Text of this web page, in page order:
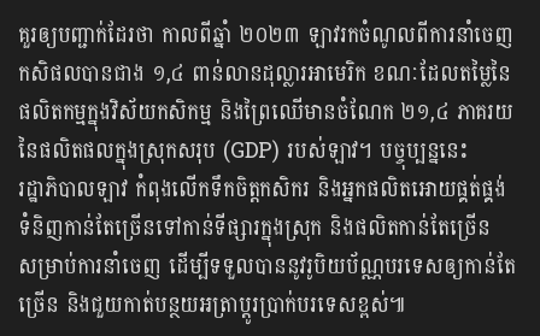
គួរឲ្យបញ្ជាក់ដែរថា កាលពីឆ្នាំ ២០២៣ ឡាវរកចំណូលពីការនាំចេញ
កសិផលបានជាង ១,៤ ពាន់លានដុល្លារអាមេរិក ខណៈដែលតម្លៃនៃ
ផលិតកម្មក្នុងវិស័យកសិកម្ម និងព្រៃឈើមានចំណែក ២១,៤ ភាគរយ
នៃផលិតផលក្នុងស្រុកសរុប (GDP) របស់ឡាវ។ បច្ចុប្បន្ននេះ
រដ្ឋាភិបាលឡាវ កំពុងលើកទឹកចិត្តកសិករ និងអ្នកផលិតអោយផ្គត់ផ្គង់
ទំនិញកាន់តែច្រើនទៅកាន់ទីផ្សារក្នុងស្រុក និងផលិតកាន់តែច្រើន
សម្រាប់ការនាំចេញ ដើម្បីទទួលបាននូវរូបិយប័ណ្ណបរទេសឲ្យកាន់តែ
ច្រើន និងជួយកាត់បន្ថយអត្រាប្តូរប្រាក់បរទេសខ្ពស់៕